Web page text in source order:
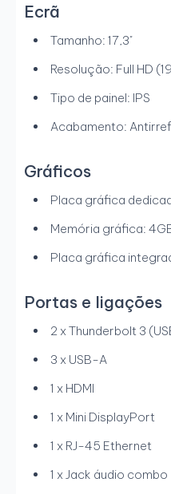
Ecrã
Tamanho: 17,3"
Resolução: Full HD
Tipo de painel: IPS
Acabamento:
Gráficos
Placa gráfica
Memória gráfica:
Placa gráfica
Portas e ligações
2 x Thunderbolt 3
3 x USB-A
1 x HDMI
1 x Mini DisplayPort
1 x RJ-45 Ethernet
1 x Jack áudio combo